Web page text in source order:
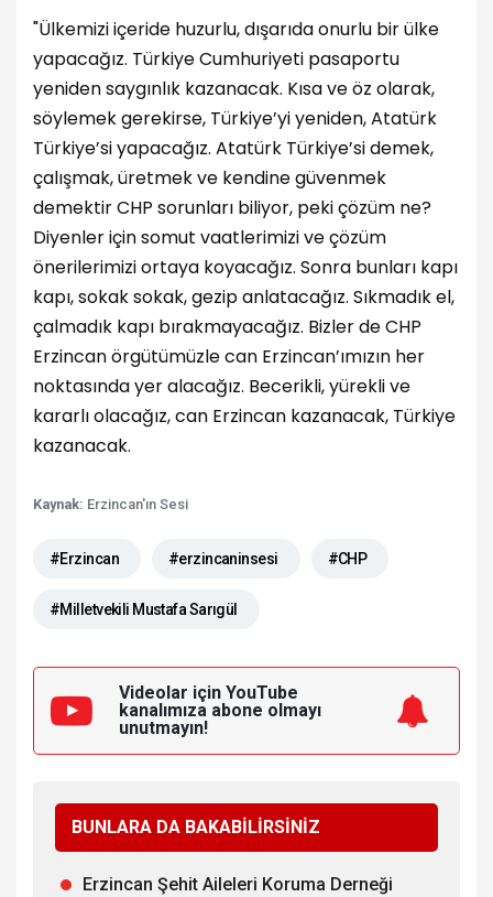
"Ülkemizi içeride huzurlu, dışarıda onurlu bir ülke
yapacağız. Türkiye Cumhuriyeti pasaportu
yeniden saygınlık kazanacak. Kısa ve öz olarak,
söylemek gerekirse, Türkiye’yi yeniden, Atatürk
Türkiye’si yapacağız. Atatürk Türkiye’si demek,
çalışmak, üretmek ve kendine güvenmek
demektir CHP sorunları biliyor, peki çözüm ne?
Diyenler için somut vaatlerimizi ve çözüm
önerilerimizi ortaya koyacağız. Sonra bunları kapı
kapı, sokak sokak, gezip anlatacağız. Sıkmadık el,
çalmadık kapı bırakmayacağız. Bizler de CHP
Erzincan örgütümüzle can Erzincan’ımızın her
noktasında yer alacağız. Becerikli, yürekli ve
kararlı olacağız, can Erzincan kazanacak, Türkiye
kazanacak.
Kaynak: Erzincan'ın Sesi
#Erzincan #erzincaninsesi #CHP
#Milletvekili Mustafa Sarıgül
Videolar için YouTube
kanalımıza abone olmayı
unutmayın!
BUNLARA DA BAKABİLİRSİNİZ
Erzincan Şehit Aileleri Koruma Derneği